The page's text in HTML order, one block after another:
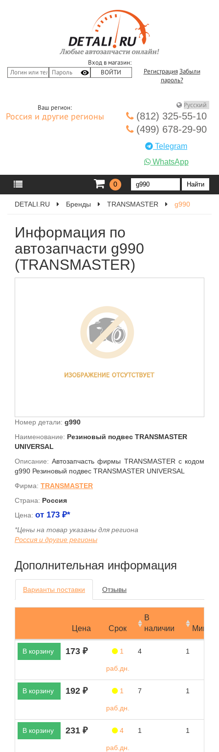
Вход в магазин:
Регистрация Забыли
пароль?
Ваш регион:
Россия и другие регионы
(812) 325-55-10
(499) 678-29-90
Telegram
WhatsApp
0
DETALI.RU Бренды TRANSMASTER g990
Информация по
автозапчасти g990
(TRANSMASTER)
Номер детали: g990
Наименование: Резиновый подвес TRANSMASTER
UNIVERSAL
Описание:Автозапчасть фирмы TRANSMASTER с кодом
g990 Резиновый подвес TRANSMASTER UNIVERSAL
Фирма: TRANSMASTER
Страна: Россия
Цена: от 173 ₽*
*Цены на товар указаны для региона
Россия и другие регионы
Дополнительная информация
Варианты поставки Отзывы
Цена Срок
В
наличии
В корзину 173 ₽ 1
раб.дн.
4 1
В корзину 192 ₽ 1
раб.дн.
7 1
В корзину 231 ₽ 4
раб.дн.
1 1